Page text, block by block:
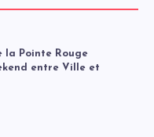
la Pointe Rouge
entre Ville et